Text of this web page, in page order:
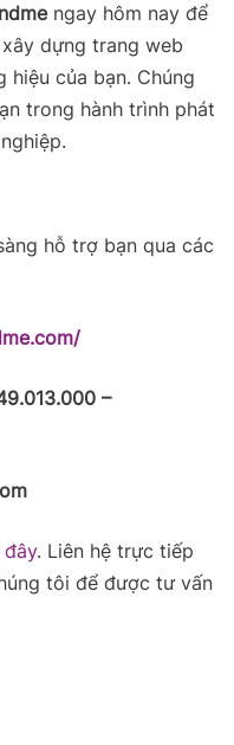
ngay hôm nay để
dựng trang web
của bạn. Chúng
trong hành trình phát
hỗ trợ bạn qua các
–
. Liên hệ trực tiếp
tôi để được tư vấn